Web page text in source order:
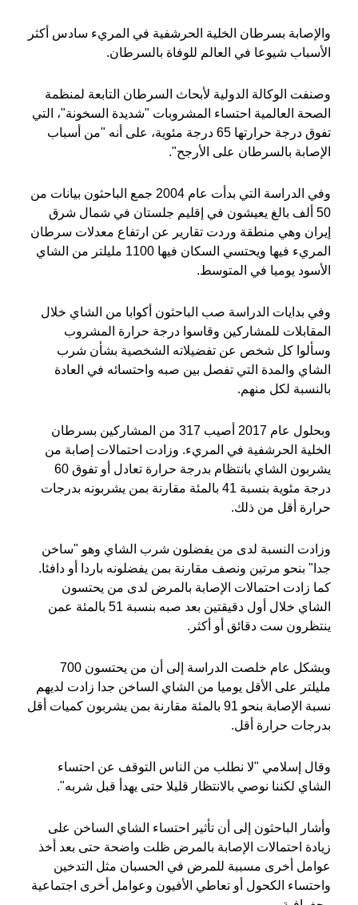
والإصابة بسرطان الخلية الحرشفية في المريء سادس أكثر
الأسباب شيوعا في العالم للوفاة بالسرطان.
وصنفت الوكالة الدولية لأبحاث السرطان التابعة لمنظمة
الصحة العالمية احتساء المشروبات "شديدة السخونة"، التي
تفوق درجة حرارتها 65 درجة مئوية، على أنه "من أسباب
الإصابة بالسرطان على الأرجح".
وفي الدراسة التي بدأت عام 2004 جمع الباحثون بيانات من
50 ألف بالغ يعيشون في إقليم جلستان في شمال شرق
إيران وهي منطقة وردت تقارير عن ارتفاع معدلات سرطان
المريء فيها ويحتسي السكان فيها 1100 مليلتر من الشاي
الأسود يوميا في المتوسط.
وفي بدايات الدراسة صب الباحثون أكوابا من الشاي خلال
المقابلات للمشاركين وقاسوا درجة حرارة المشروب
وسألوا كل شخص عن تفضيلاته الشخصية بشأن شرب
الشاي والمدة التي تفصل بين صبه واحتسائه في العادة
بالنسبة لكل منهم.
وبحلول عام 2017 أصيب 317 من المشاركين بسرطان
الخلية الحرشفية في المريء. وزادت احتمالات إصابة من
يشربون الشاي بانتظام بدرجة حرارة تعادل أو تفوق 60
درجة مئوية بنسبة 41 بالمئة مقارنة بمن يشربونه بدرجات
حرارة أقل من ذلك.
وزادت النسبة لدى من يفضلون شرب الشاي وهو "ساخن
جدا" بنحو مرتين ونصف مقارنة بمن يفضلونه باردا أو دافئا.
كما زادت احتمالات الإصابة بالمرض لدى من يحتسون
الشاي خلال أول دقيقتين بعد صبه بنسبة 51 بالمئة عمن
ينتظرون ست دقائق أو أكثر.
وبشكل عام خلصت الدراسة إلى أن من يحتسون 700
مليلتر على الأقل يوميا من الشاي الساخن جدا زادت لديهم
نسبة الإصابة بنحو 91 بالمئة مقارنة بمن يشربون كميات أقل
بدرجات حرارة أقل.
وقال إسلامي "لا نطلب من الناس التوقف عن احتساء
الشاي لكننا نوصي بالانتظار قليلا حتى يهدأ قبل شربه".
وأشار الباحثون إلى أن تأثير احتساء الشاي الساخن على
زيادة احتمالات الإصابة بالمرض ظلت واضحة حتى بعد أخذ
عوامل أخرى مسببة للمرض في الحسبان مثل التدخين
واحتساء الكحول أو تعاطي الأفيون وعوامل أخرى اجتماعية